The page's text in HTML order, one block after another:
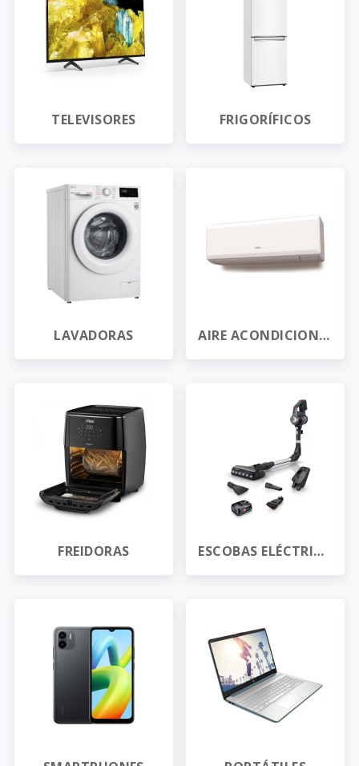
TELEVISORES FRIGORÍFICOS
LAVADORAS AIRE ACONDICIONADO SPLIT
FREIDORAS ESCOBAS ELÉCTRICAS